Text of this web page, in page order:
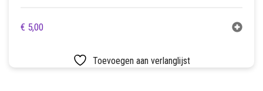
€ 5,00
Toevoegen aan verlanglijst